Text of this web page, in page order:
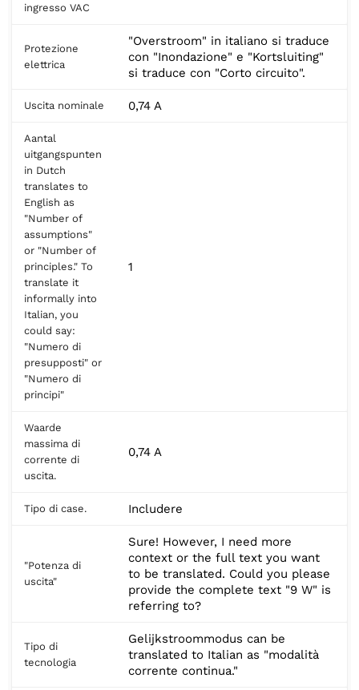
ingresso VAC
Protezione
elettrica
"Overstroom" in italiano si traduce
con "Inondazione" e "Kortsluiting"
si traduce con "Corto circuito".
Uscita nominale 0,74 A
Aantal
uitgangspunten
in Dutch
translates to
English as
"Number of
assumptions"
or "Number of
principles." To
translate it
informally into
Italian, you
could say:
"Numero di
presupposti" or
"Numero di
principi"
1
Waarde
massima di
corrente di
uscita.
0,74 A
Tipo di case. Includere
"Potenza di
uscita"
Sure! However, I need more
context or the full text you want
to be translated. Could you please
provide the complete text "9 W" is
referring to?
Tipo di
tecnologia
Gelijkstroommodus can be
translated to Italian as "modalità
corrente continua."